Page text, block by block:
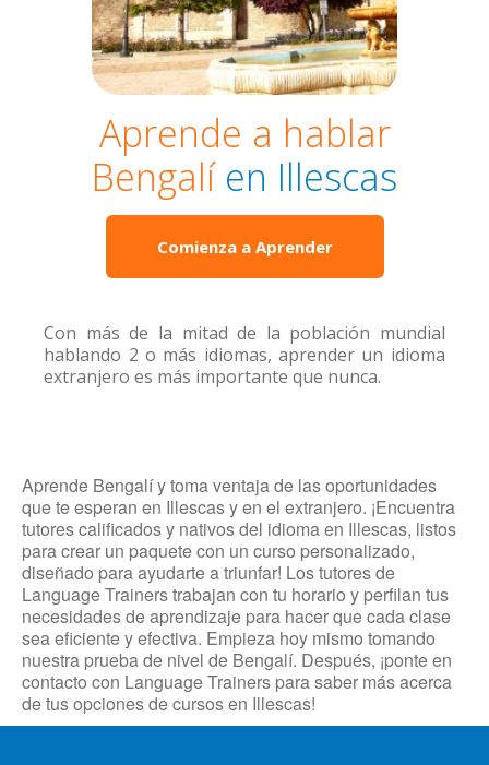
Aprende a hablar
Bengalíen Illescas
Comienza a Aprender
Con más de la mitad de la población mundial
hablando 2 o más idiomas, aprender un idioma
extranjero es más importante que nunca.
Aprende Bengalí y toma ventaja de las oportunidades
que te esperan en Illescas y en el extranjero. ¡Encuentra
tutores calificados y nativos del idioma en Illescas, listos
para crear un paquete con un curso personalizado,
diseñado para ayudarte a triunfar! Los tutores de
Language Trainers trabajan con tu horario y perfilan tus
necesidades de aprendizaje para hacer que cada clase
sea eficiente y efectiva. Empieza hoy mismo tomando
nuestra prueba de nivel de Bengalí. Después, ¡ponte en
contacto con Language Trainers para saber más acerca
de tus opciones de cursos en Illescas!